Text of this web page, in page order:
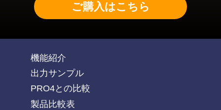
ご購入はこちら
機能紹介
出力サンプル
PRO4との比較
製品比較表